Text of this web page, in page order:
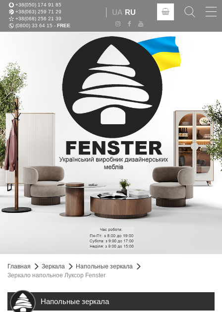
+38(050) 174 91 85
+38(063) 259 71 29
+38(068) 256 21 39
(0800) 33 64 15 - FREE
UA RU
Главная Зеркала
Напольные зеркала
Зеркало напольное Луксор Fenster
Напольные зеркала